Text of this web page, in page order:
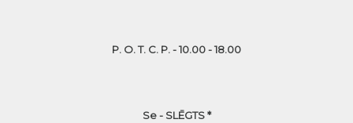
P. O. T. C. P. - 10.00 - 18.00
Se - SLĒGTS *